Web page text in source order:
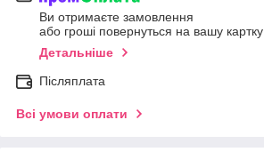
Ви отримаєте замовлення
або гроші повернуться на вашу картку
Детальніше
Післяплата
Всі умови оплати